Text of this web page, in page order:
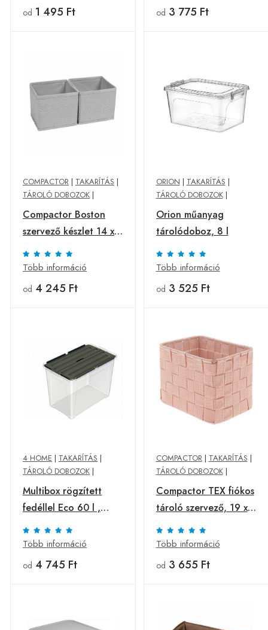
od 1 495 Ft od 3 775 Ft
COMPACTOR | TAKARÍTÁS |
TÁROLÓ DOBOZOK |
Compactor Boston
szervező készlet 14 x
14 x 14 x12 cm,
szürke, 2 db
Több információ
od 4 245 Ft
ORION | TAKARÍTÁS |
TÁROLÓ DOBOZOK|
Orion műanyag
tárolódoboz, 8 l
Több információ
od 3 525 Ft
4 HOME | TAKARÍTÁS |
TÁROLÓ DOBOZOK |
Multibox rögzített
fedéllel Eco 60 l ,
feketefedéllel, 60 l
Több információ
od 4 745 Ft
COMPACTOR| TAKARÍTÁS |
TÁROLÓ DOBOZOK|
Compactor TEX fiókos
tároló szervező, 19 x
14 x 13 cm, magas,
rózsaszínű, rózsaszín
Több információ
od 3 655 Ft